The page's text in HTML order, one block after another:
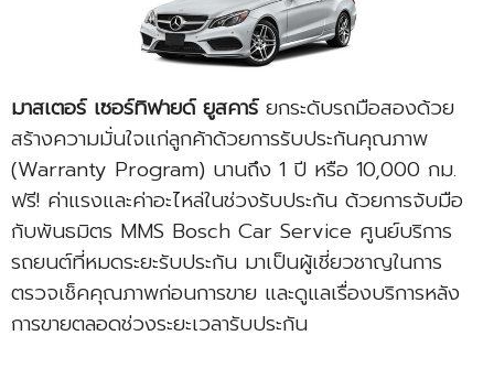
มาสเตอร์ เซอร์ทิฟายด์ ยูสคาร์ยกระดับรถมือสองด้วย
สร้างความมั่นใจแก่ลูกค้าด้วยการรับประกันคุณภาพ
(Warranty Program) นานถึง 1 ปี หรือ 10,000 กม.
ฟรี! ค่าแรงและค่าอะไหล่ในช่วงรับประกัน ด้วยการจับมือ
กับพันธมิตร MMS Bosch Car Service ศูนย์บริการ
รถยนต์ที่หมดระยะรับประกัน มาเป็นผู้เชี่ยวชาญในการ
ตรวจเช็คคุณภาพก่อนการขาย และดูแลเรื่องบริการหลัง
การขายตลอดช่วงระยะเวลารับประกัน